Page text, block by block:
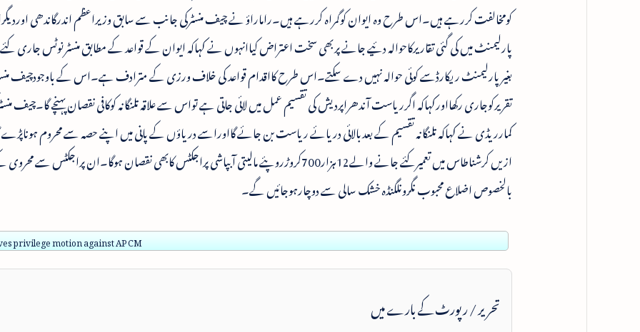
کومخالفت کررہے ہیں۔اس طرح وہ ایوان کوگمراہ کررہے ہیں۔راماراؤ نے چیف منسٹرکی جانب سے سابق وزیراعظم اندرگاندھی
پارلیمنٹ میں کی گئی تقاریرکاحوالہ دئیے جانے پربھی سخت اعتراض کیاانہوں نے کہاکہ ایوان کے قواعد کے مطابق منسٹرنوٹس جاری کئے
بغیرپارلیمنٹ ریکارڈسے کوئی حوالہ نہیں دے سکتے۔اس طرح کااقدام قواعد کی خلاف ورزی کے مترادف ہے۔اس کے باوجودچیف
تقریرکوجاری رکھااورکہاکہ اگرریاست آندھراپردیش کی تقسیم عمل میں لائی جاتی ہے تواس سے علاقہ تلنگانہ کوکافی نقصان پہنچے گا۔چیف
کمارریڈی نے کہاکہ تلنگانہ تقسیم کے بعدبالائی دریائے ریاست بن جائے گااوراسے دریاؤں کے پانی میں اپنے حصہ سے محروم ہوناپڑے
ازیں کرشناطاس میں تعمیرکئے جانے والے12ہزار700کروڑروپئے مالیتی آبپاشی پراجکٹس کابھی نقصان ہوگا۔ان پراجکٹس سے
بالخصوص اضلاع محبوب نگرونلگنڈہ خشک سالی سے دوچارہوجائیں گے۔
privilege motion against AP CM
تحریر / رپورٹ کے بارے میں